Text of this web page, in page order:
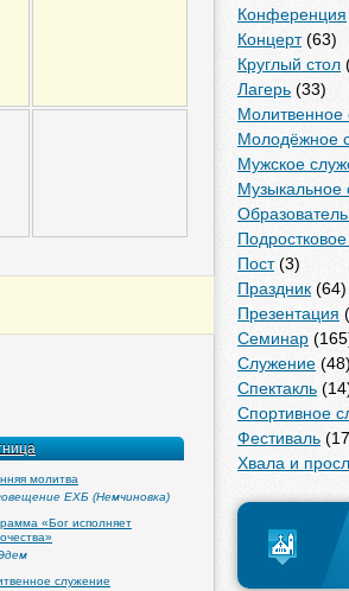
молитва
ЕХБ (Немчиновка)
«Бог исполняет
служение
Конференция
Концерт (63)
Круглый стол
Лагерь (33)
Молитвенное
Молодёжное
Мужское
Музыкальное
Пост (3)
Праздник (64)
Презентация
Семинар
Служение (48)
Спектакль
Спортивное
Фестиваль
Хвала и